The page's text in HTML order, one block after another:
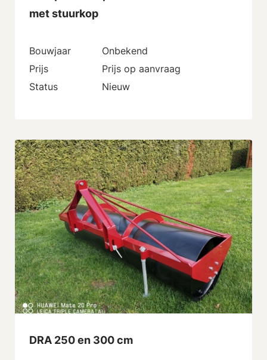
met stuurkop
Bouwjaar
Onbekend
Prijs
Prijs op aanvraag
Status
Nieuw
DRA 250 en 300 cm